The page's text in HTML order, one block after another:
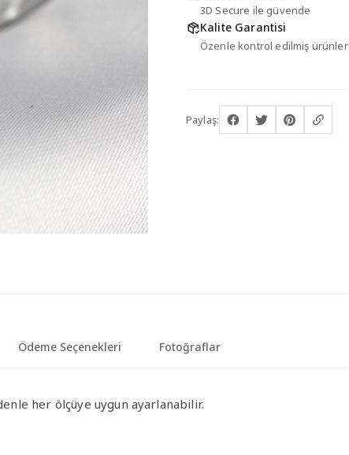
3D Secure ile güvende
Kalite Garantisi
Özenle kontrol edilmiş ürünler
Paylaş:
Ödeme Seçenekleri Fotoğraflar
her ölçüye uygun ayarlanabilir.